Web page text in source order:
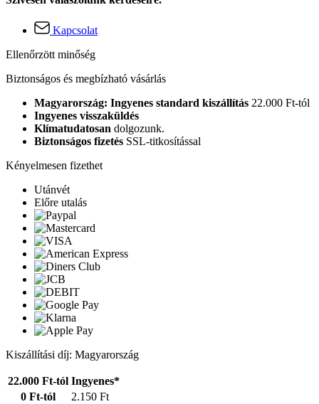
Kapcsolat
Ellenőrzött minőség
Biztonságos és megbízható vásárlás
Magyarország: Ingyenes standard kiszállítás 22.000 Ft-tól
Ingyenes visszaküldés
Klímatudatosan dolgozunk.
Biztonságos fizetés SSL-titkosítással
Kényelmesen fizethet
Utánvét
Előre utalás
Kiszállítási díj: Magyarország
22.000 Ft-tól Ingyenes*
0 Ft-tól
2.150 Ft